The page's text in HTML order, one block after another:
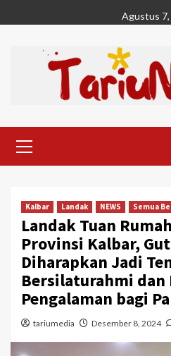
to
Agustus
Menu
Kalbar Landak NEWS Semua
Landak Tuan
Provinsi Kalbar,
Diharapkan Jadi
Bersilaturahmi dan
Pengalaman bagi
tariumedia Desember 8, 2024